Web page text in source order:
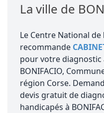
La ville de
Le Centre National
recommande
pour votre diagnostic
BONIFACIO,
région Corse.
devis gratuit de
handicapés à